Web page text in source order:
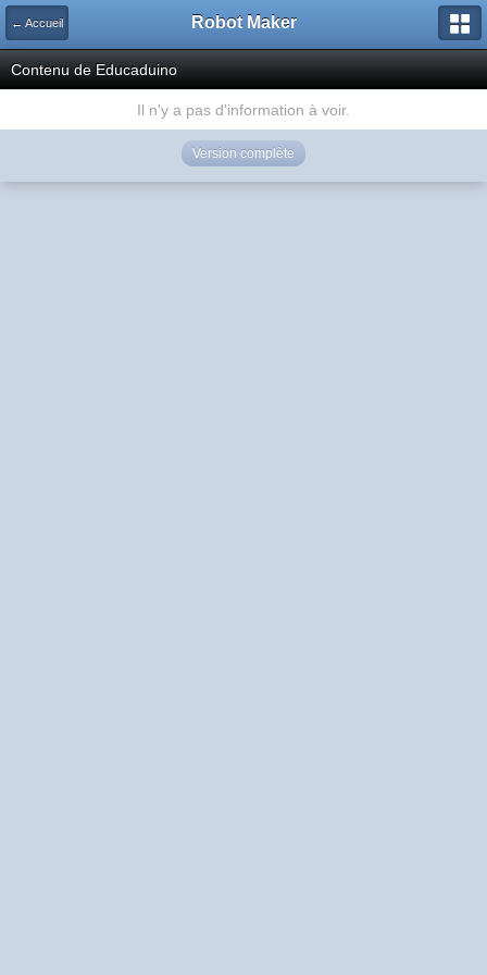
← Accueil Robot Maker
Contenu de Educaduino
Il n'y a pas d'information à voir.
Version complète